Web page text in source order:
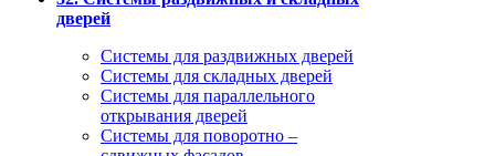
дверей
Системы для раздвижных дверей
Системы для складных дверей
Системы для параллельного
открывания дверей
Системы для поворотно –